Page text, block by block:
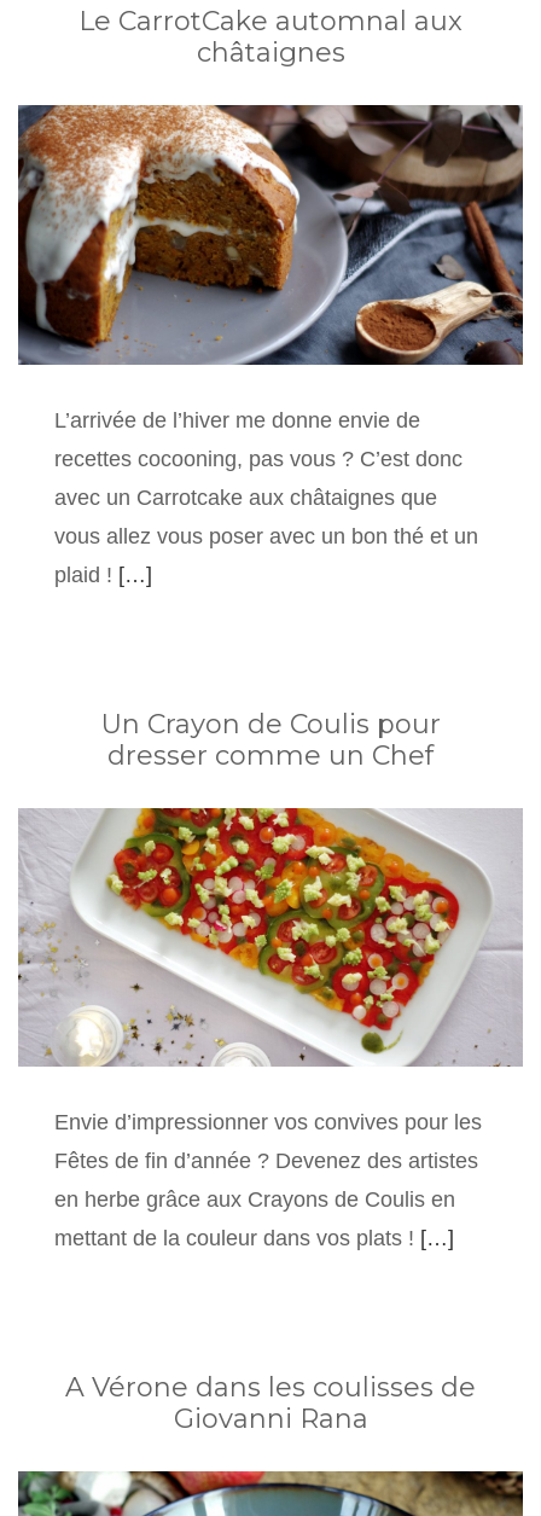
Le CarrotCake automnal aux
châtaignes
L’arrivée de l’hiver me donne envie de
recettes cocooning, pas vous ? C’est donc
avec un Carrotcake aux châtaignes que
vous allez vous poser avec un bon thé et un
plaid ! […]
Un Crayon de Coulis pour
dresser comme un Chef
Envie d’impressionner vos convives pour les
Fêtes de fin d’année ? Devenez des artistes
en herbe grâce aux Crayons de Coulis en
mettant de la couleur dans vos plats ! […]
A Vérone dans les coulisses de
Giovanni Rana